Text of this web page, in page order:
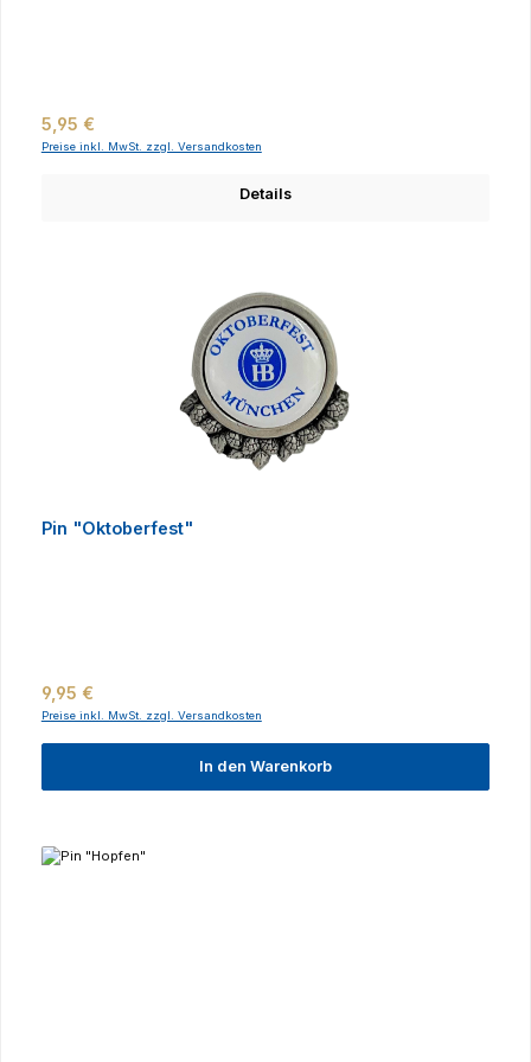
Regulärer Preis:
5,95 €
Preise inkl. MwSt. zzgl. Versandkosten
Details
Pin "Oktoberfest"
Regulärer Preis:
9,95 €
Preise inkl. MwSt. zzgl. Versandkosten
In den Warenkorb